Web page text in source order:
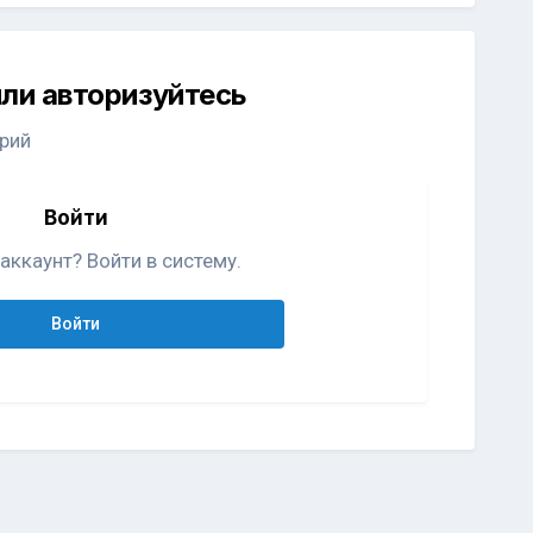
авторизуйтесь
Войти
Войти в систему.
Войти